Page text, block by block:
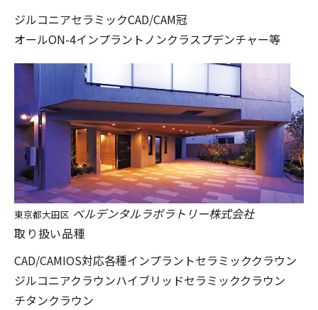
ジルコニアセラミックCAD/CAM冠
オールON-4インプラントノンクラスプデンチャー等
東京都大田区 ベルデンタルラボラトリー株式会社
取り扱い品種
CAD/CAMIOS対応各種インプラントセラミッククラウン
ジルコニアクラウンハイブリッドセラミッククラウン
チタンクラウン